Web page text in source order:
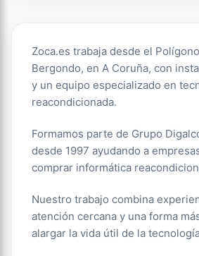
Zoca.es trabaja desde el
Bergondo, en A Coruña, con
y un equipo especializado en
reacondicionada.
Formamos parte de Grupo
desde 1997 ayudando a
comprar informática
Nuestro trabajo combina
atención cercana y una forma
alargar la vida útil de la